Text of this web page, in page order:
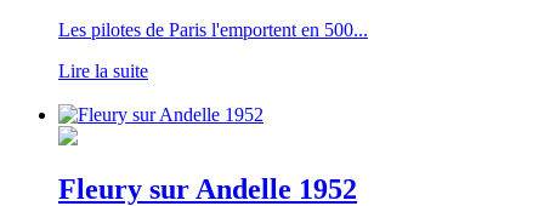
Les pilotes de Paris l'emportent en 500...
Lire la suite
Fleury sur Andelle 1952